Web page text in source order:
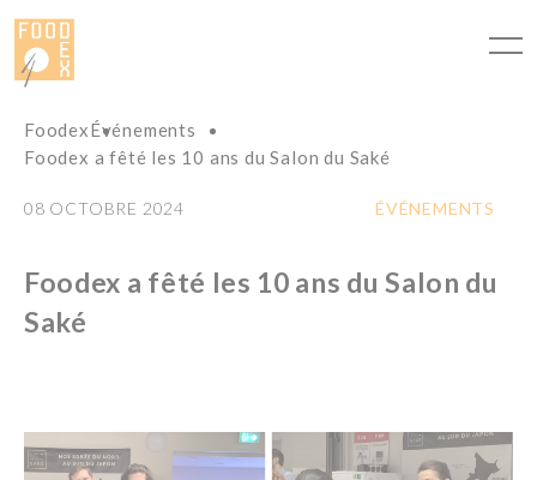
Panneau de gestion des cookies
FoodexÉvénements
Foodex a fêté les 10 ans du Salon du Saké
08 OCTOBRE 2024 ÉVÉNEMENTS
Foodex a fêté les 10 ans du Salon du
Saké